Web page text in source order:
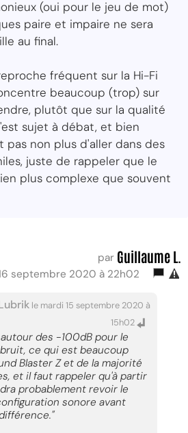
(oui pour le jeu de mot)
paire et impaire ne sera
au final.
fréquent sur la Hi-Fi
beaucoup (trop) sur
plutôt que sur la qualité
sujet à débat, et bien
pas non plus d'aller dans des
juste de rappeler que le
plus complexe que souvent
par Guillaume L.
septembre 2020 à 22h02
le mardi 15 septembre 2020 à
15h02
des -100dB pour le
ce qui est beaucoup
Blaster Z et de la majorité
et il faut rappeler qu'à partir
probablement revoir le
sonore avant